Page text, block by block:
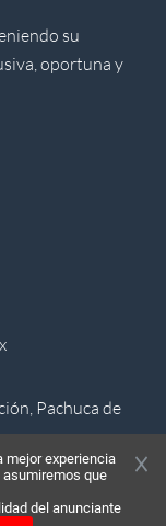
su
oportuna y
Pachuca de
mejor experiencia
que
del anunciante